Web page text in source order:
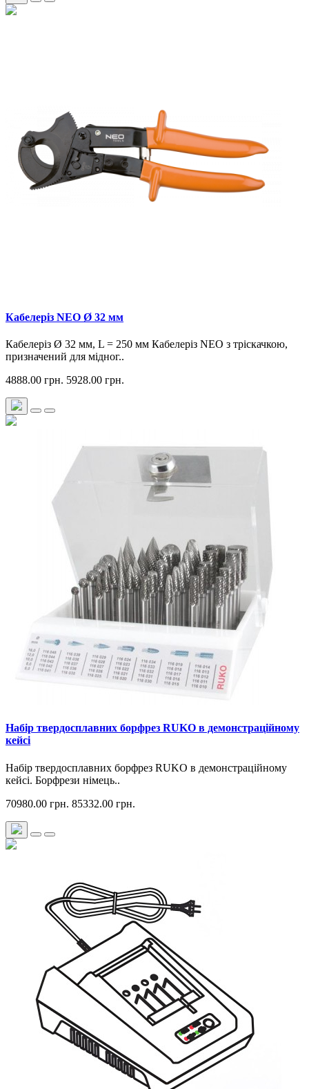
Кабелеріз NEO Ø 32 мм
Кабелеріз Ø 32 мм, L = 250 мм Кабелеріз NEO з тріскачкою,
призначений для мідног..
4888.00 грн. 5928.00 грн.
Набір твердосплавних борфрез RUKO в демонстраційному
кейсі
Набір твердосплавних борфрез RUKO в демонстраційному
кейсі. Борфрези німець..
70980.00 грн. 85332.00 грн.